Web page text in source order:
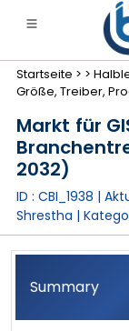
Startseite > >
Größe, Treiber,
Markt für
2032)
ID : CBI_1938 |
Shrestha |
Summary